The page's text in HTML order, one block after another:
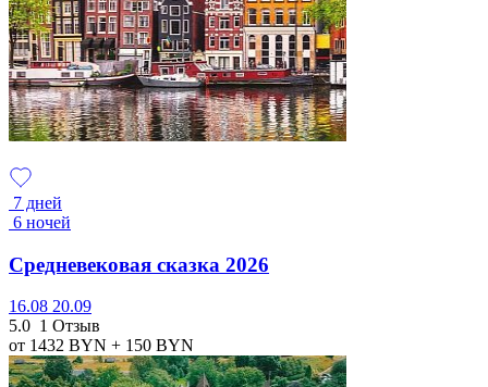
7 дней
6 ночей
Средневековая сказка 2026
16.08 20.09
5.0 1 Отзыв
от 1432 BYN + 150 BYN